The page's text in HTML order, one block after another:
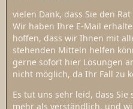
vielen Dank, dass Sie den
Wir haben Ihre E-Mail
hoffen, dass wir Ihnen mit
stehenden Mitteln helfen
gerne sofort hier Lösungen
nicht möglich, da Ihr Fall zu
Es tut uns sehr leid, dass
mehr als verständlich, und